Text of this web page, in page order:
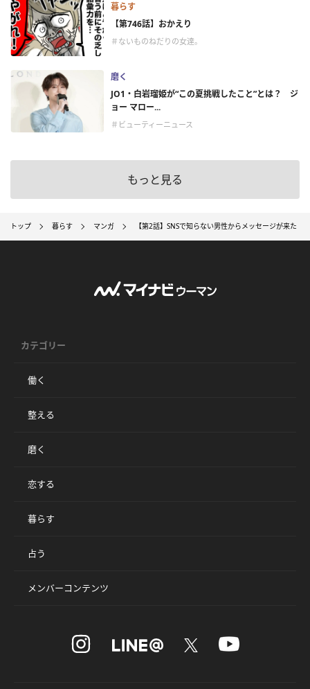
暮らす
【第746話】おかえり
＃ないものねだりの女達。
磨く
JO1・白岩瑠姫が“この夏挑戦したこと”とは？ ジ
ョー マロー...
＃ビューティーニュース
もっと見る
トップ 暮らす マンガ 【第2話】SNSで知らない男性からメッセージが来た
カテゴリー
働く
整える
磨く
恋する
暮らす
占う
メンバーコンテンツ